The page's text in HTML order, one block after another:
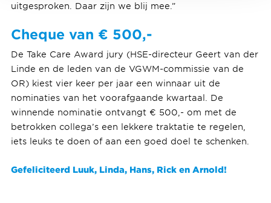
uitgesproken. Daar zijn we blij mee.”
Cheque van € 500,-
De Take Care Award jury (HSE-directeur Geert van der
Linde en de leden van de VGWM-commissie van de
OR) kiest vier keer per jaar een winnaar uit de
nominaties van het voorafgaande kwartaal. De
winnende nominatie ontvangt € 500,- om met de
betrokken collega’s een lekkere traktatie te regelen,
iets leuks te doen of aan een goed doel te schenken.
Gefeliciteerd Luuk, Linda, Hans, Rick en Arnold!